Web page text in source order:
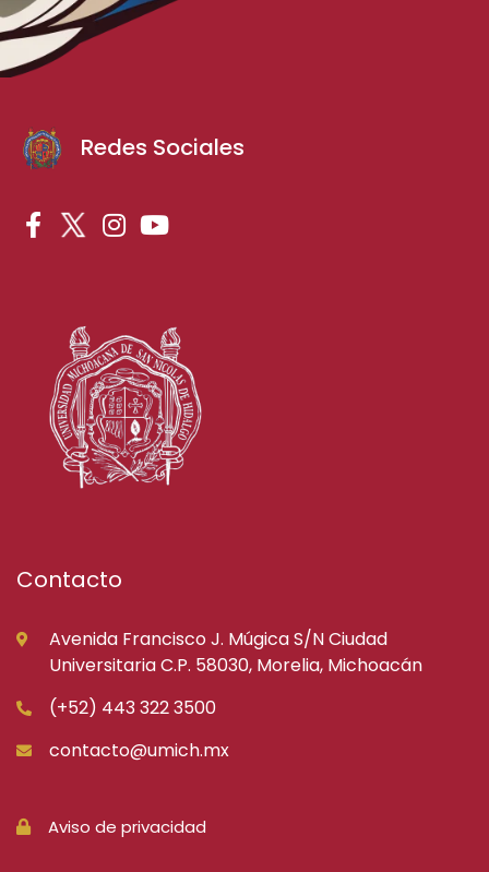
Redes Sociales
Contacto
Avenida Francisco J. Múgica S/N Ciudad
Universitaria C.P. 58030, Morelia, Michoacán
(+52) 443 322 3500
contacto@umich.mx
Aviso de privacidad